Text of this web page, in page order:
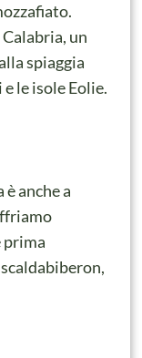
un
spiaggia
le isole Eolie.
anche a
prima